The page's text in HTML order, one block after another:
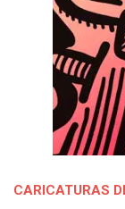
CARICATURAS